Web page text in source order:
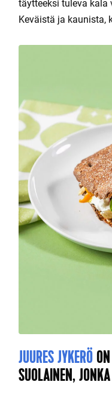
täytteeksi tuleva kala
Keväistä ja kaunista,
JUURES JYKERÖ
SUOLAINEN,